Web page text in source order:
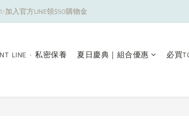
痕｜3件$1199自由配專區
加入官方LINE領$50購物金
LINE · 私密保養 夏日慶典｜組合優惠
必買